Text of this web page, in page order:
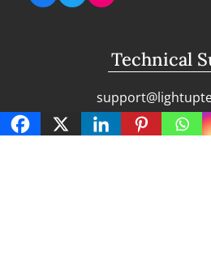
Technical
Affiliation